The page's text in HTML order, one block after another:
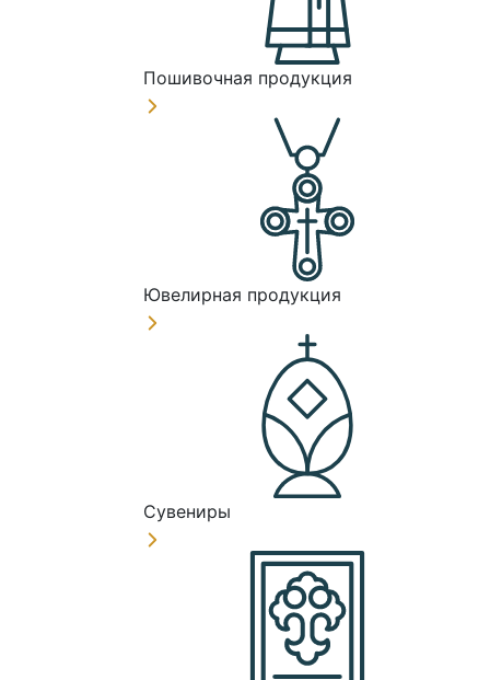
Пошивочная продукция
Ювелирная продукция
Сувениры